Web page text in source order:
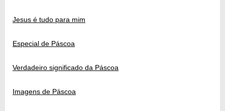
Jesus é tudo para mim
Especial de Páscoa
Verdadeiro significado da Páscoa
Imagens de Páscoa